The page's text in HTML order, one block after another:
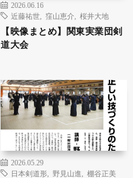
2026.06.16
近藤祐世
窪山恵介 桜井大地
【映像まとめ】関東実業団剣
道大会
2026.05.29
日本剣道形
野見山進 棚谷正美